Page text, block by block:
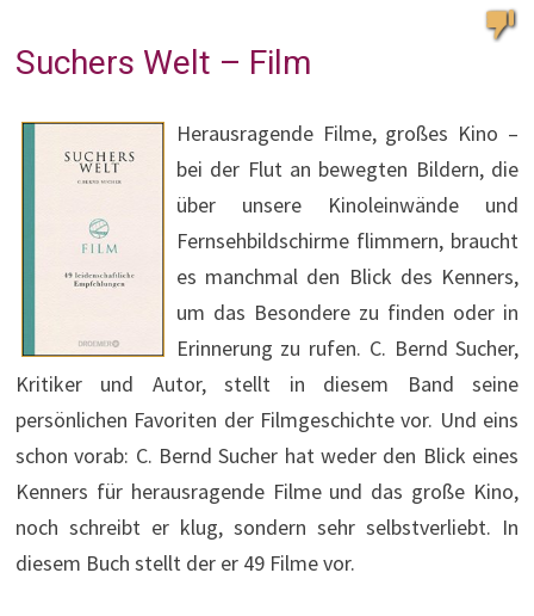
Suchers Welt – Film
Herausragende Filme, großes Kino –
bei der Flut an bewegten Bildern, die
über unsere Kinoleinwände und
Fernsehbildschirme flimmern, braucht
es manchmal den Blick des Kenners,
um das Besondere zu finden oder in
Erinnerung zu rufen. C. Bernd Sucher,
Kritiker und Autor, stellt in diesem Band seine
persönlichen Favoriten der Filmgeschichte vor. Und eins
schon vorab: C. Bernd Sucher hat weder den Blick eines
Kenners für herausragende Filme und das große Kino,
noch schreibt er klug, sondern sehr selbstverliebt. In
diesem Buch stellt der er 49 Filme vor.